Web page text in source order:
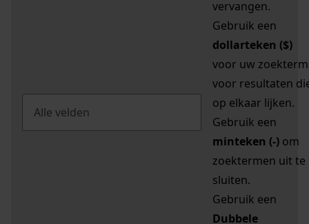
vervangen.
Gebruik een
dollarteken ($)
voor uw zoekterm
voor resultaten
op elkaar lijken.
Gebruik een
minteken (-) om
zoektermen uit te
sluiten.
Gebruik een
Dubbele